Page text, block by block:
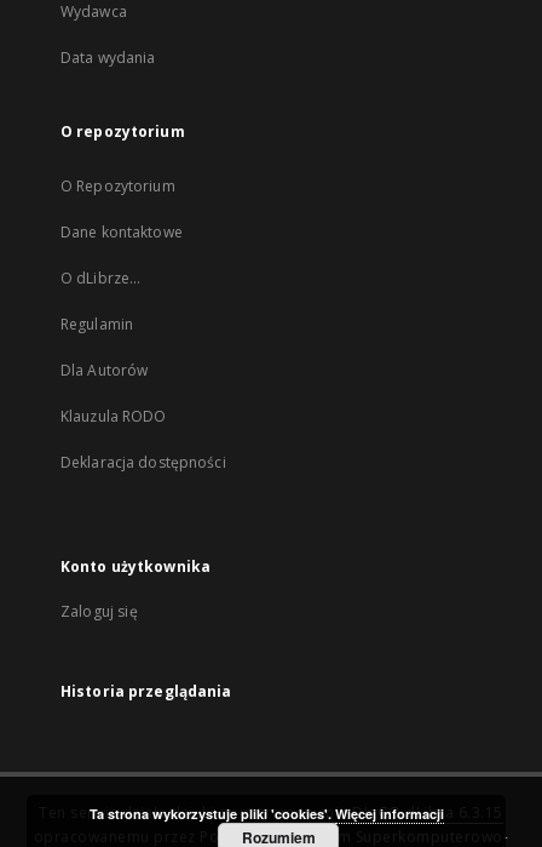
Wydawca
Data wydania
O repozytorium
O Repozytorium
Dane kontaktowe
O dLibrze...
Regulamin
Dla Autorów
Klauzula RODO
Deklaracja dostępności
Konto użytkownika
Zaloguj się
Historia przeglądania
Ten serwis działa dzięki oprogramowaniuDInGO dLibra 6.3.15
Poznańskie Centrum Superkomputerowo-
Ta strona wykorzystuje pliki 'cookies'. Więcej informacji
Rozumiem